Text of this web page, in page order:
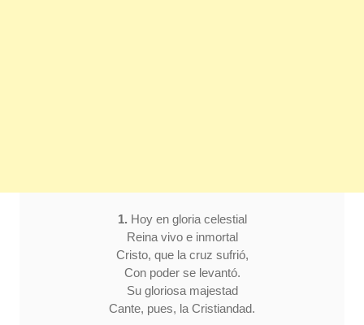
1. Hoy en gloria celestial
Reina vivo e inmortal
Cristo, que la cruz sufrió,
Con poder se levantó.
Su gloriosa majestad
Cante, pues, la Cristiandad.